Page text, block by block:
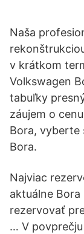
Naša
v krátkom
Volkswagen
tabuľky
záujem o
Bora, vyberte
Bora.
Najviac
aktuálne
rezervovať
… V